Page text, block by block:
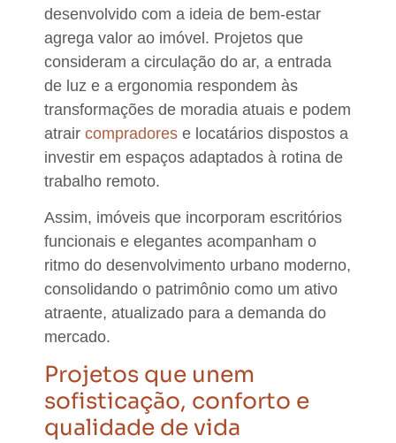
desenvolvido com a ideia de bem-estar
agrega valor ao imóvel. Projetos que
consideram a circulação do ar, a entrada
de luz e a ergonomia respondem às
transformações de moradia atuais e podem
atrair compradores e locatários dispostos a
investir em espaços adaptados à rotina de
trabalho remoto.
Assim, imóveis que incorporam escritórios
funcionais e elegantes acompanham o
ritmo do desenvolvimento urbano moderno,
consolidando o patrimônio como um ativo
atraente, atualizado para a demanda do
mercado.
Projetos que unem
sofisticação, conforto e
qualidade de vida